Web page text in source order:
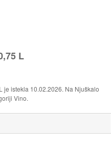
L
je istekla 10.02.2026. Na Njuškalo
Vino.